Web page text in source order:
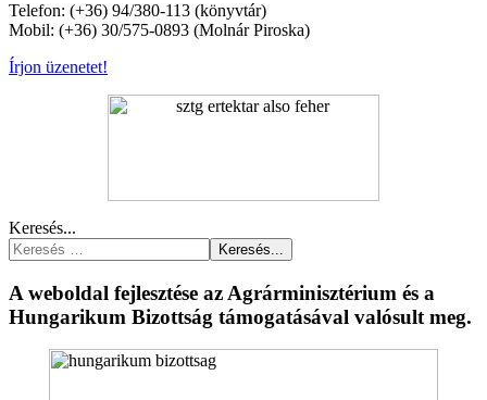
Telefon: (+36) 94/380-113 (könyvtár)
Mobil: (+36) 30/575-0893 (Molnár Piroska)
Írjon üzenetet!
Keresés...
Keresés...
A weboldal fejlesztése az Agrárminisztérium és a
Hungarikum Bizottság támogatásával valósult meg.